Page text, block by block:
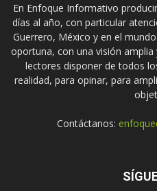
En Enfoque Informativo
días al año, con particular
Guerrero, México y en el
oportuna, con una visión
lectores disponer de todos
realidad, para opinar, para
Contáctanos: